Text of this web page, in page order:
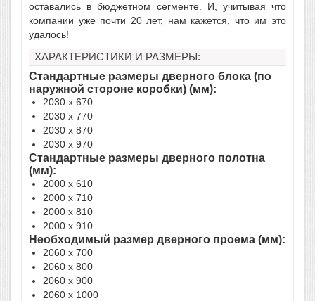
оставались в бюджетном сегменте. И, учитывая что
компании уже почти 20 лет, нам кажется, что им это
удалось!
ХАРАКТЕРИСТИКИ И РАЗМЕРЫ:
Стандартные размеры дверного блока (по
наружной стороне коробки) (мм):
2030 x 670
2030 x 770
2030 x 870
2030 x 970
Стандартные размеры дверного полотна
(мм):
2000 x 610
2000 x 710
2000 x 810
2000 x 910
Необходимый размер дверного проема (мм):
2060 x 700
2060 x 800
2060 x 900
2060 x 1000